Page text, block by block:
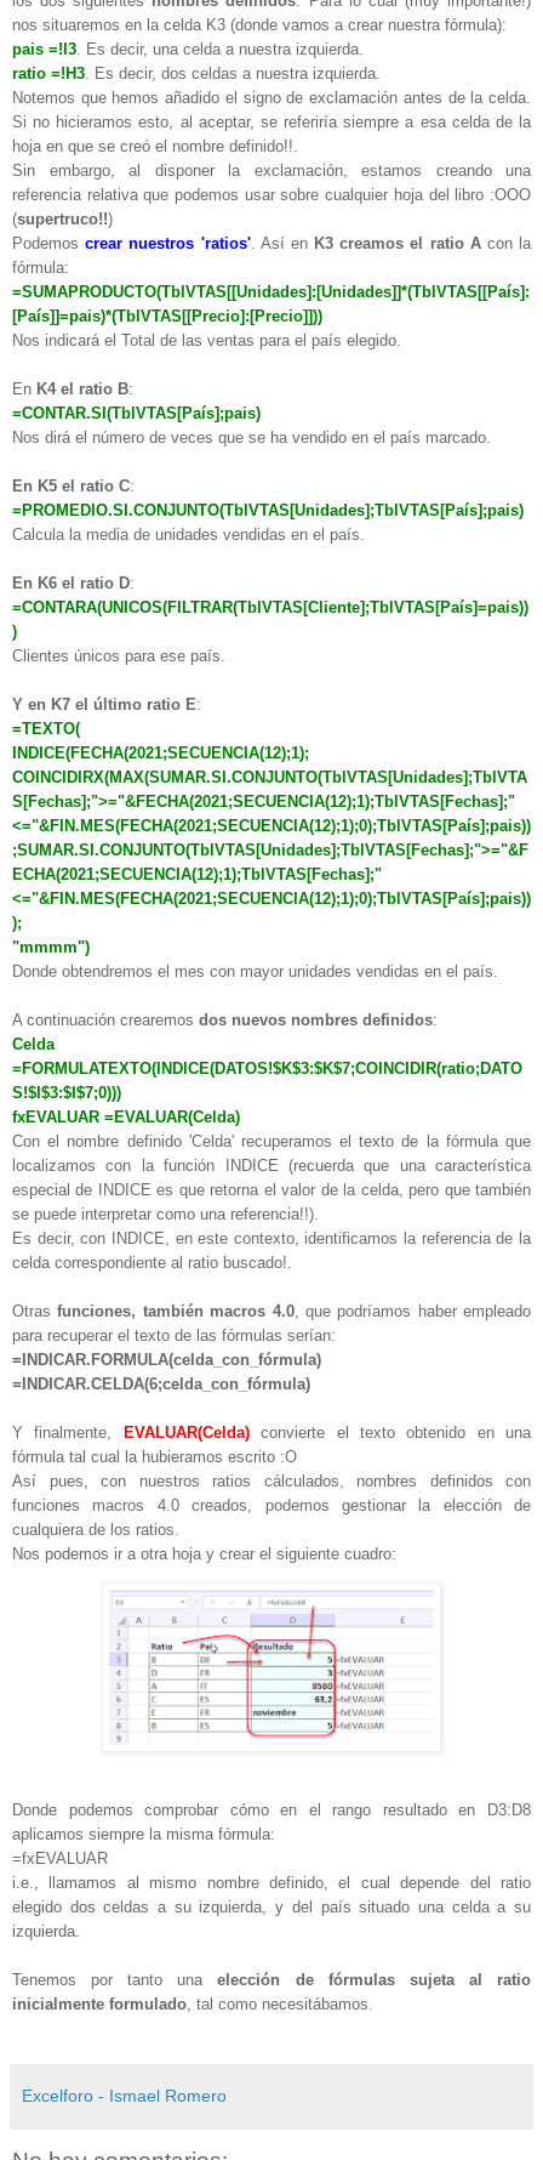
nos situaremos en la celda K3 (donde vamos a crear nuestra fórmula):
pais =!I3. Es decir, una celda a nuestra izquierda.
ratio =!H3. Es decir, dos celdas a nuestra izquierda.
Notemos que hemos añadido el signo de exclamación antes de la celda.
Si no hicieramos esto, al aceptar, se referiría siempre a esa celda de la
hoja en que se creó el nombre definido!!.
Sin embargo, al disponer la exclamación, estamos creando una
referencia relativa que podemos usar sobre cualquier hoja del libro :OOO
(supertruco!!)
Podemoscrear nuestros 'ratios'. Así en K3 creamos el ratio Acon la
fórmula:
=SUMAPRODUCTO(TblVTAS[[Unidades]:[Unidades]]*(TblVTAS[[País]:
[País]]=pais)*(TblVTAS[[Precio]:[Precio]]))
Nos indicará el Total de las ventas para el país elegido.
En K4 el ratio B:
=CONTAR.SI(TblVTAS[País];pais)
Nos dirá el número de veces que se ha vendido en el país marcado.
En K5 el ratio C:
=PROMEDIO.SI.CONJUNTO(TblVTAS[Unidades];TblVTAS[País];pais)
Calcula la media de unidades vendidas en el país.
En K6 el ratio D:
=CONTARA(UNICOS(FILTRAR(TblVTAS[Cliente];TblVTAS[País]=pais))
)
Clientes únicos para ese país.
Y en K7 el último ratio E:
=TEXTO(
INDICE(FECHA(2021;SECUENCIA(12);1);
COINCIDIRX(MAX(SUMAR.SI.CONJUNTO(TblVTAS[Unidades];TblVTA
S[Fechas];">="&FECHA(2021;SECUENCIA(12);1);TblVTAS[Fechas];"
<="&FIN.MES(FECHA(2021;SECUENCIA(12);1);0);TblVTAS[País];pais))
;SUMAR.SI.CONJUNTO(TblVTAS[Unidades];TblVTAS[Fechas];">="&F
ECHA(2021;SECUENCIA(12);1);TblVTAS[Fechas];"
<="&FIN.MES(FECHA(2021;SECUENCIA(12);1);0);TblVTAS[País];pais))
);
"mmmm")
Donde obtendremos el mes con mayor unidades vendidas en el país.
A continuación crearemos dos nuevos nombres definidos:
Celda
=FORMULATEXTO(INDICE(DATOS!$K$3:$K$7;COINCIDIR(ratio;DATO
S!$I$3:$I$7;0)))
fxEVALUAR =EVALUAR(Celda)
Con el nombre definido 'Celda' recuperamos el texto de la fórmula que
localizamos con la función INDICE (recuerda que una característica
especial de INDICE es que retorna el valor de la celda, pero que también
se puede interpretar como una referencia!!).
Es decir, con INDICE, en este contexto, identificamos la referencia de la
celda correspondiente al ratio buscado!.
Otrasfunciones, también macros 4.0, que podríamos haber empleado
para recuperar el texto de las fórmulas serían:
=INDICAR.FORMULA(celda_con_fórmula)
=INDICAR.CELDA(6;celda_con_fórmula)
Y finalmente, EVALUAR(Celda)convierte el texto obtenido en una
fórmula tal cual la hubieramos escrito :O
Así pues, con nuestros ratios cálculados, nombres definidos con
funciones macros 4.0 creados, podemos gestionar la elección de
cualquiera de los ratios.
Nos podemos ir a otra hoja y crear el siguiente cuadro:
Donde podemos comprobar cómo en el rango resultado en D3:D8
aplicamos siempre la misma fórmula:
=fxEVALUAR
i.e., llamamos al mismo nombre definido, el cual depende del ratio
elegido dos celdas a su izquierda, y del país situado una celda a su
izquierda.
Tenemos por tanto unaelección de fórmulas sujeta al ratio
inicialmente formulado, tal como necesitábamos.
Excelforo - Ismael Romero